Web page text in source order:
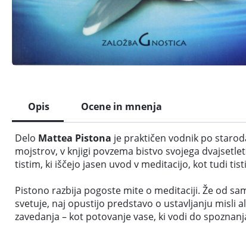
Opis Ocene in mnenja
Delo Mattea Pistona je praktičen vodnik po
mojstrov, v knjigi povzema bistvo svojega
tistim, ki iščejo jasen uvod v meditacijo, kot tudi
Pistono razbija pogoste mite o meditaciji. Že od
svetuje, naj opustijo predstavo o ustavljanju misli
zavedanja – kot potovanje vase, ki vodi do